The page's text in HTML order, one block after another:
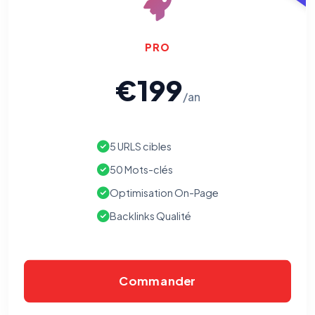
PRO
€199/an
5 URLS cibles
50 Mots-clés
Optimisation On-Page
Backlinks Qualité
Commander